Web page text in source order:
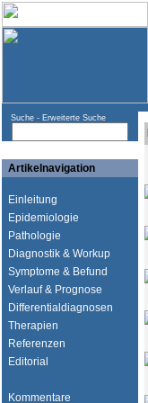
Suche - Erweiterte Suche
Artikelnavigation
Einleitung
Epidemiologie
Pathologie
Diagnostik & Workup
Symptome & Befund
Verlauf & Prognose
Differentialdiagnosen
Therapien
Referenzen
Editorial
Kommentare